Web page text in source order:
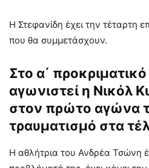
Η Στεφανίδη έχει την τέταρτη
που θα συμμετάσχουν.
Στο α΄
αγωνιστεί η Νικόλ
στον πρώτο αγώνα
τραυματισμό στα
H αθλήτρια του Ανδρέα Τσώνη